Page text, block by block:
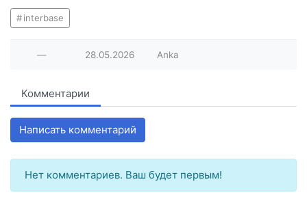
interbase
— 28.05.2026 Anka
Комментарии
Написать комментарий
Нет комментариев. Ваш будет первым!